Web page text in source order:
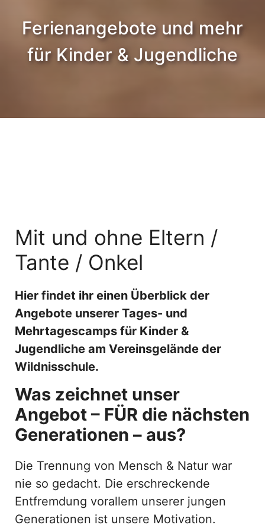
Ferienangebote und mehr
für Kinder & Jugendliche
Mit und ohne Eltern /
Tante / Onkel
Hier findet ihr einen Überblick der
Angebote unserer Tages- und
Mehrtagescamps für Kinder &
Jugendliche am Vereinsgelände der
Wildnisschule.
Was zeichnet unser
Angebot – FÜR die nächsten
Generationen – aus?
Die Trennung von Mensch & Natur war
nie so gedacht. Die erschreckende
Entfremdung vorallem unserer jungen
Generationen ist unsere Motivation.